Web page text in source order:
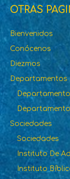
OTRAS
Bienvenidos
Conócenos
Diezmos
Departamentos
Sociedades
Sociedades
Instituto De
Instituto